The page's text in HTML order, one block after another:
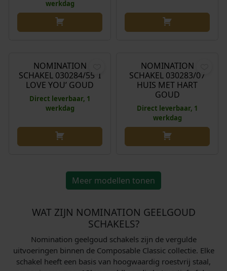
werkdag
NOMINATION
SCHAKEL 030284/55 ‘I
LOVE YOU’ GOUD
Direct leverbaar, 1
werkdag
NOMINATION
SCHAKEL 030283/07
HUIS MET HART
GOUD
Direct leverbaar, 1
werkdag
Meer modellen tonen
WAT ZIJN NOMINATION GEELGOUD
SCHAKELS?
Nomination geelgoud schakels zijn de vergulde
uitvoeringen binnen de Composable Classic collectie. Elke
schakel heeft een basis van hoogwaardig roestvrij staal,